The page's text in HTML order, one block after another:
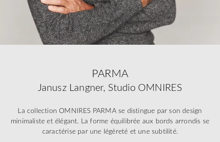
PARMA
Janusz Langner, Studio OMNIRES
La collection OMNIRES PARMA se distingue par son design
minimaliste et élégant. La forme équilibrée aux bords arrondis se
caractérise par une légèreté et une subtilité.